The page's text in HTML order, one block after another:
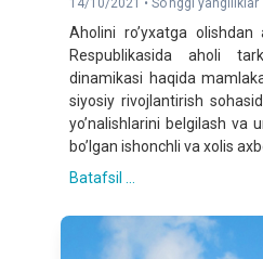
14/10/2021 • So'nggi yangiliklar
Аholini roʼyxatga
Respublikasida aholi
dinamikasi haqida
siyosiy rivojlantirish
yoʼnalishlarini belgilash va
boʼlgan ishonchli va xolis
Batafsil ...